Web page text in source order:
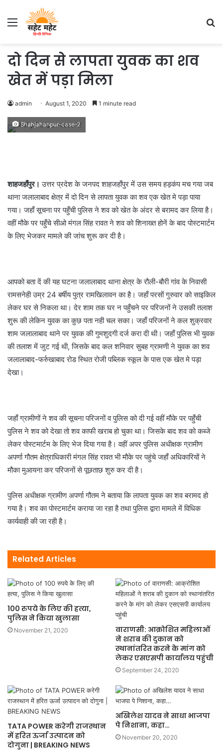
Menu
दो दिन से लापता युवक का शव
खेत में पड़ा मिला
admin August 1, 2020 1 minute read
Shahjahanpur-case-2
शाहजहाँपुर। उत्तर प्रदेश के जनपद शाहजहाँपुर में उस समय हड़कंप मच गया जब
थाना जलालाबाद क्षेत्र में दो दिन से लापता युवक का शव एक खेत मे पड़ा पाया
गया। जहाँ सूचना पर पहुँची पुलिस ने शव को खेत के अंदर से बरामद कर लिया है।
वहीं मौके पर पहुँचे सीओ मंगल सिंह रावत ने शव को शिनाख्त होनें के बाद पोस्टमार्टम
के लिए भेजकर मामले की जांच शुरू कर दी है।
आपको बता दें की यह घटना जलालाबाद थाना क्षेत्र के रौली-बौरी गांव के निवासी
रामसनेही उम्र 24 बर्षीय पुत्र रामखिलावन का है। जहाँ परसों गुरुवार को साइकिल
लेकर घर से निकला था। देर शाम तक घर न पहुँचने पर परिजनों ने उसकी तलाश
शुरू की लेकिन युवक का कुछ पता नही चल सका। जहाँ परिजनों ने कल शुक्रवार
शाम जलालाबाद थाने पर युवक की गुमशुदगी दर्ज करा दी थी। जहाँ पुलिस भी युवक
की तलाश में जुट गई थी, जिसके बाद कल शनिवार सुबह ग्रामणी ने युवक का शव
जलालाबाद-फर्रुखाबाद रोड स्थित रोजी पब्लिक स्कूल के पास एक खेत मे पड़ा
देखा।
जहाँ ग्रामीणों ने शव की सूचना परिजनों व पुलिस को दी गई वहीं मौके पर पहुँची
पुलिस ने शव को देखा तो शव काफी खराब हो चुका था। जिसके बाद शव को कब्जे
लेकर पोस्टमार्टम के लिए भेज दिया गया है। वहीं अपर पुलिस अधीक्षक ग्रामीण
अपर्णा गौतम क्षेत्राधिकारी मंगल सिंह रावत भी मौके पर पहुंचे जहाँ अधिकारियों ने
मौका मुआयना कर परिजनों से पूछताछ शुरु कर दी है।
पुलिस अधीक्षक ग्रामीण अपर्णा गौतम ने बताया कि लापता युवक का शव बरामद हो
गया है। शव का पोस्टमार्टम कराया जा रहा है तथा पुलिस द्वारा मामले में विधिक
कार्यवाही की जा रही है।
Related Articles
100 रुपये के लिए की हत्या,
पुलिस ने किया खुलासा
November 21, 2020
वाराणसी: आक्रोशित महिलाओं
ने शराब की दुकान को
स्थानांतरित करने के मांग को
लेकर एसएसपी कार्यालय पहुंची
September 24, 2020
TATA POWER करेगी राजस्थान
में हरित ऊर्जा उत्पादन को
दोगुना | BREAKING NEWS
अखिलेश यादव ने साधा भाजपा
पे निशाना, कहा…
November 20, 2020